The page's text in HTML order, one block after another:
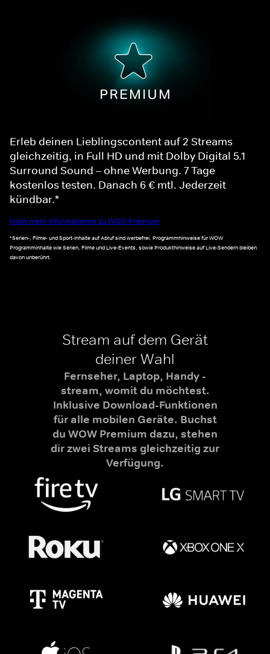
Erleb deinen Lieblingscontent auf 2 Streams
gleichzeitig, in Full HD und mit Dolby Digital 5.1
Surround Sound – ohne Werbung. 7 Tage
kostenlos testen. Danach 6 € mtl. Jederzeit
kündbar.*
Noch mehr Informationen zu WOW Premium
*Serien-, Filme- und Sport-Inhalte auf Abruf sind werbefrei. Programmhinweise für WOW
Programminhalte wie Serien, Filme und Live-Events, sowie Produkthinweise auf Live-Sendern bleiben
davon unberührt.
Stream auf dem Gerät
deiner Wahl
Fernseher, Laptop, Handy -
stream, womit du möchtest.
Inklusive Download-Funktionen
für alle mobilen Geräte. Buchst
du WOW Premium dazu, stehen
dir zwei Streams gleichzeitig zur
Verfügung.